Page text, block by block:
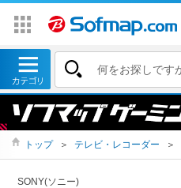
トップ ＞ テレビ・レコーダー ＞
SONY(ソニー)